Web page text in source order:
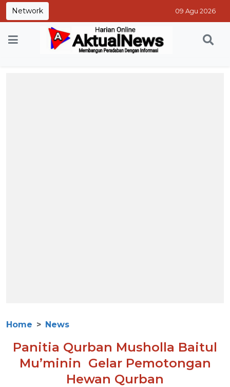
Network 09 Agu 2026
Home News
Panitia Qurban Musholla Baitul
Mu’minin Gelar Pemotongan
Hewan Qurban